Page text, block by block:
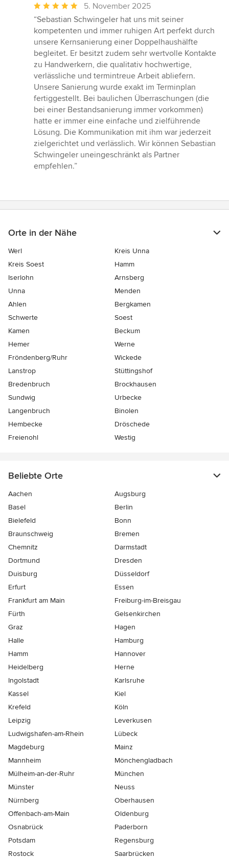
Durchschnittliche
Bewertung:
5
von
5
Sternen
5. November 2025
“Sebastian Schwingeler hat uns mit seiner
kompetenten und immer ruhigen Art perfekt durch
unsere Kernsanierung einer Doppelhaushälfte
begleitet. Er besitzt zudem sehr wertvolle Kontakte
zu Handwerkern, die qualitativ hochwertige,
verlässliche und termintreue Arbeit abliefern.
Unsere Sanierung wurde exakt im Terminplan
fertiggestellt. Bei baulichen Überraschungen (die
bei einer Bestandsanierung immer vorkommen)
hatte er immer eine einfache und zielführende
Lösung. Die Kommunikation mit ihm war jederzeit
zielgerichtet und verlässlich. Wir können Sebastian
Schwingeler uneingeschränkt als Partner
empfehlen.”
Orte in der Nähe
Werl
Kreis Unna
Kreis Soest
Hamm
Iserlohn
Arnsberg
Unna
Menden
Ahlen
Bergkamen
Schwerte
Soest
Kamen
Beckum
Hemer
Werne
Fröndenberg/Ruhr
Wickede
Lanstrop
Stüttingshof
Bredenbruch
Brockhausen
Sundwig
Urbecke
Langenbruch
Binolen
Hembecke
Dröschede
Freienohl
Westig
Beliebte Orte
Aachen
Augsburg
Basel
Berlin
Bielefeld
Bonn
Braunschweig
Bremen
Chemnitz
Darmstadt
Dortmund
Dresden
Duisburg
Düsseldorf
Erfurt
Essen
Frankfurt am Main
Freiburg-im-Breisgau
Fürth
Gelsenkirchen
Graz
Hagen
Halle
Hamburg
Hamm
Hannover
Heidelberg
Herne
Ingolstadt
Karlsruhe
Kassel
Kiel
Krefeld
Köln
Leipzig
Leverkusen
Ludwigshafen-am-Rhein
Lübeck
Magdeburg
Mainz
Mannheim
Mönchen­gladbach
Mülheim-an-der-Ruhr
München
Münster
Neuss
Nürnberg
Oberhausen
Offenbach-am-Main
Oldenburg
Osnabrück
Paderborn
Potsdam
Regensburg
Rostock
Saarbrücken